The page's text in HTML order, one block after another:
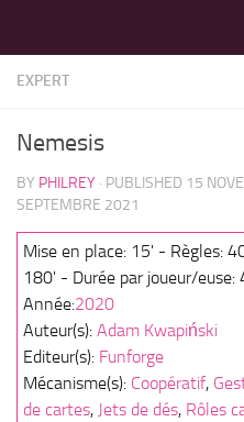
EXPERT
Nemesis
BY PHILREY · PUBLISHED 15
SEPTEMBRE 2021
Mise en place: 15' - Règles:
180' - Durée par joueur/euse:
Année:2020
Auteur(s): Adam Kwapiński
Editeur(s): Funforge
Mécanisme(s): Coopératif,
de cartes, Jets de dés, Rôles